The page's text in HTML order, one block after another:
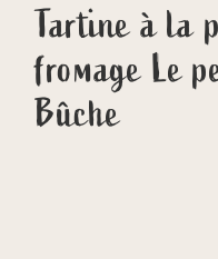
Tartine à la
fromage Le
Bûche